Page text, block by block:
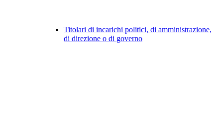
Titolari di incarichi politici, di amministrazione,
di direzione o di governo